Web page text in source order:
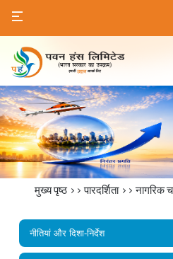
मुख्य पृष्ठ >>पारदर्शिता>>नागरिक
नीतियां और दिशा-निर्देश